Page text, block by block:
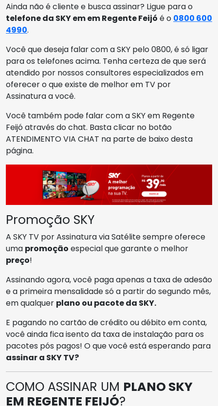
Ainda não é cliente e busca assinar? Ligue para o
telefone da SKY em em Regente Feijó é o 0800 600
4990.
Você que deseja falar com a SKY pelo 0800, é só ligar
para os telefones acima. Tenha certeza de que será
atendido por nossos consultores especializados em
oferecer o que existe de melhor em TV por
Assinatura a você.
Você também pode falar com a SKY em Regente
Feijó através do chat. Basta clicar no botão
ATENDIMENTO VIA CHAT na parte de baixo desta
página.
Promoção SKY
A SKY TV por Assinatura via Satélite sempre oferece
uma promoção especial que garante o melhor
preço!
Assinando agora, você paga apenas a taxa de adesão
e a primeira mensalidade só a partir do segundo mês,
em qualquer plano ou pacote da SKY.
E pagando no cartão de crédito ou débito em conta,
você ainda fica isento da taxa de instalação para os
pacotes pós pagos! O que você está esperando para
assinar a SKY TV?
COMO ASSINAR UM PLANO SKY
EM REGENTE FEIJÓ?